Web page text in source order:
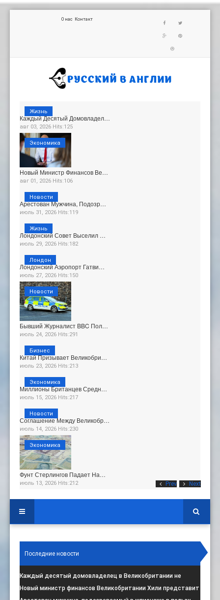
О нас Контакт
Prev Next
Каждый Десятый Домовладел…
авг 03, 2026 Hits:125
Жизнь
Новый Министр Финансов Ве…
авг 01, 2026 Hits:106
Экономика
Арестован Мужчина, Подозр…
июль 31, 2026 Hits:119
Новости
Лондонский Совет Выселил …
июль 29, 2026 Hits:182
Жизнь
Лондонский Аэропорт Гатви…
июль 27, 2026 Hits:150
Лондон
Бывший Журналист BBC Пол…
июль 24, 2026 Hits:291
Новости
Китай Призывает Великобри…
июль 23, 2026 Hits:213
Бизнес
Миллионы Британцев Средн…
июль 15, 2026 Hits:217
Экономика
Соглашение Между Великобр…
июль 14, 2026 Hits:230
Новости
Фунт Стерлингов Падает На…
июль 13, 2026 Hits:212
Экономика
Последние новости
Каждый десятый домовладелец в Великобритании не
намерен соблюдать запрет на испо:
Новый министр финансов Великобритании Хили представит